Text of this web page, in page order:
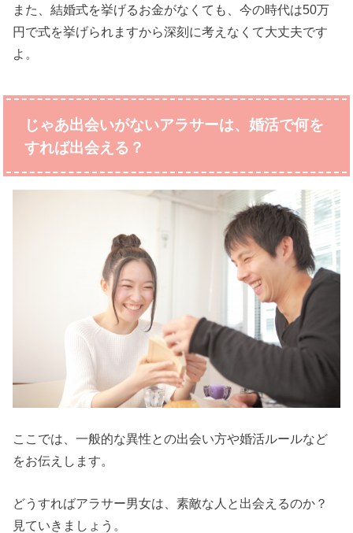
また、結婚式を挙げるお金がなくても、今の時代は50万
円で式を挙げられますから深刻に考えなくて大丈夫です
よ。
じゃあ出会いがないアラサーは、婚活で何を
すれば出会える？
ここでは、一般的な異性との出会い方や婚活ルールなど
をお伝えします。
どうすればアラサー男女は、素敵な人と出会えるのか？
見ていきましょう。